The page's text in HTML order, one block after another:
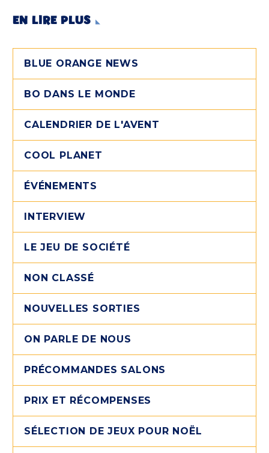
EN LIRE PLUS
BLUE ORANGE NEWS
BO DANS LE MONDE
CALENDRIER DE L'AVENT
COOL PLANET
ÉVÉNEMENTS
INTERVIEW
LE JEU DE SOCIÉTÉ
NON CLASSÉ
NOUVELLES SORTIES
ON PARLE DE NOUS
PRÉCOMMANDES SALONS
PRIX ET RÉCOMPENSES
SÉLECTION DE JEUX POUR NOËL